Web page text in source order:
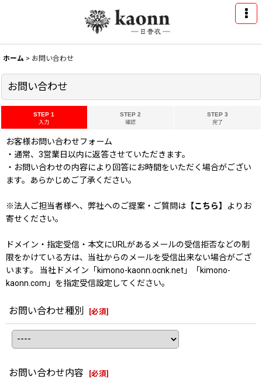
ホーム > お問い合わせ
お問い合わせ
STEP 1
入力
STEP 2
確認
STEP 3
完了
お客様お問い合わせフォーム
・通常、3営業日以内に返答させていただきます。
・お問い合わせの内容により回答にお時間をいただく場合がござい
ます。あらかじめご了承ください。
※法人ご担当者様へ、弊社へのご提案・ご質問は 【こちら】
よりお
寄せください。
ドメイン・指定受信・本文にURLがあるメールの受信拒否などの制
限をかけている方は、当社からのメールを受信出来ない場合がござ
います。 当社ドメイン「kimono-kaonn.ocnk.net」「kimono-
kaonn.com」を指定受信設定してください。
お問い合わせ種別 [必須]
お問い合わせ内容 [必須]